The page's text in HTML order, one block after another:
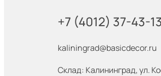
+7 (4012) 37-43-13
kaliningrad@basicdecor.ru
Склад: Калининград,ул.